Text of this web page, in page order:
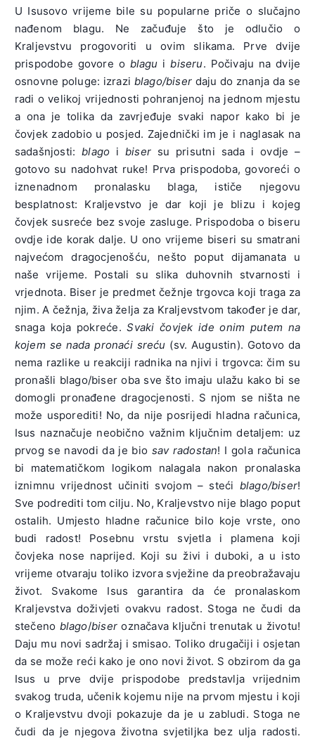
U Isusovo vrijeme bile su popularne priče o slučajno
nađenom blagu. Ne začuđuje što je odlučio o
Kraljevstvu progovoriti u ovim slikama. Prve dvije
prispodobe govore o blagu ibiseru. Počivaju na dvije
osnovne poluge: izrazi blago/biser daju do znanja da se
radi o velikoj vrijednosti pohranjenoj na jednom mjestu
a ona je tolika da zavrjeđuje svaki napor kako bi je
čovjek zadobio u posjed. Zajednički im je i naglasak na
sadašnjosti:blago i biser su prisutni sada i ovdje –
gotovo su nadohvat ruke! Prva prispodoba, govoreći o
iznenadnom pronalasku blaga, ističe njegovu
besplatnost: Kraljevstvo je dar koji je blizu i kojeg
čovjek susreće bez svoje zasluge. Prispodoba o biseru
ovdje ide korak dalje. U ono vrijeme biseri su smatrani
najvećom dragocjenošću, nešto poput dijamanata u
naše vrijeme. Postali su slika duhovnih stvarnosti i
vrjednota. Biser je predmet čežnje trgovca koji traga za
njim. A čežnja, živa želja za Kraljevstvom također je dar,
snaga koja pokreće. Svaki čovjek ide onim putem na
kojem se nada pronaći sreću (sv. Augustin). Gotovo da
nema razlike u reakciji radnika na njivi i trgovca: čim su
pronašli blago/biser oba sve što imaju ulažu kako bi se
domogli pronađene dragocjenosti. S njom se ništa ne
može usporediti! No, da nije posrijedi hladna računica,
Isus naznačuje neobično važnim ključnim detaljem: uz
prvog se navodi da je bio sav radostan! I gola računica
bi matematičkom logikom nalagala nakon pronalaska
iznimnu vrijednost učiniti svojom – steći blago/biser!
Sve podrediti tom cilju. No, Kraljevstvo nije blago poput
ostalih. Umjesto hladne računice bilo koje vrste, ono
budi radost! Posebnu vrstu svjetla i plamena koji
čovjeka nose naprijed. Koji su živi i duboki, a u isto
vrijeme otvaraju toliko izvora svježine da preobražavaju
život. Svakome Isus garantira da će pronalaskom
Kraljevstva doživjeti ovakvu radost. Stoga ne čudi da
stečeno blago/biseroznačava ključni trenutak u životu!
Daju mu novi sadržaj i smisao. Toliko drugačiji i osjetan
da se može reći kako je ono novi život. S obzirom da ga
Isus u prve dvije prispodobe predstavlja vrijednim
svakog truda, učenik kojemu nije na prvom mjestu i koji
o Kraljevstvu dvoji pokazuje da je u zabludi. Stoga ne
čudi da je njegova životna svjetiljka bez ulja radosti.